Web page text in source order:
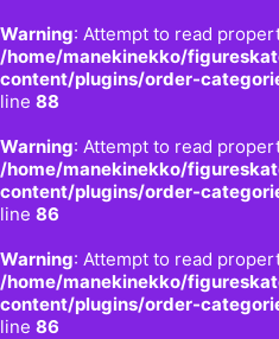
Warning: Attempt to read
/home/manekinekko/
content/plugins/order-
line 88
Warning: Attempt to read
/home/manekinekko/
content/plugins/order-
line 86
Warning: Attempt to read
/home/manekinekko/
content/plugins/order-
line 86